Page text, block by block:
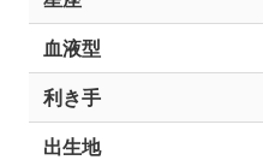
血液型
利き手
出生地